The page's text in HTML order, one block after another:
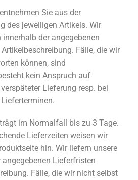
Sie aus der
des jeweiligen Artikels. Wir
der angegebenen
Fälle, die wir
können, sind
kein Anspruch auf
Lieferung resp. bei
im Normalfall bis zu 3 Tage.
Lieferzeiten weisen wir
hin. Wir liefern unsere
Lieferfristen
Fälle, die wir nicht selbst